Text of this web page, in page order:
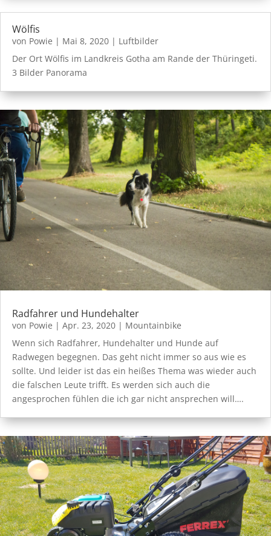
Wölfis
von Powie | Mai 8, 2020 | Luftbilder
Der Ort Wölfis im Landkreis Gotha am Rande der Thüringeti.
3 Bilder Panorama
Radfahrer und Hundehalter
von Powie | Apr. 23, 2020 | Mountainbike
Wenn sich Radfahrer, Hundehalter und Hunde auf
Radwegen begegnen. Das geht nicht immer so aus wie es
sollte. Und leider ist das ein heißes Thema was wieder auch
die falschen Leute trifft. Es werden sich auch die
angesprochen fühlen die ich gar nicht ansprechen will….